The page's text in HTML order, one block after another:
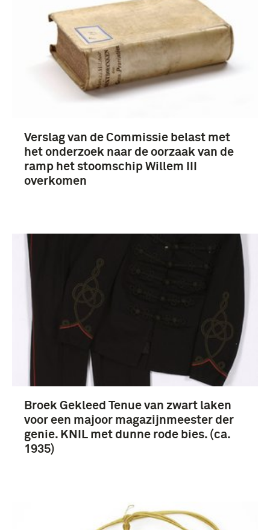
Verslag van de Commissie belast met
het onderzoek naar de oorzaak van de
ramp het stoomschip Willem III
overkomen
Broek Gekleed Tenue van zwart laken
voor een majoor magazijnmeester der
genie. KNIL met dunne rode bies. (ca.
1935)